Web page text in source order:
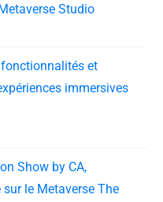
Studio
et
immersives
Show by CA,
sur le Metaverse The